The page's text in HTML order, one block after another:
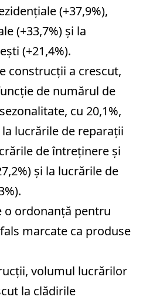
(+37,9%),
(+33,7%) şi la
(+21,4%).
construcţii a crescut,
de numărul de
cu 20,1%,
lucrările de reparaţii
de întreţinere şi
şi la lucrările de
o ordonanță pentru
marcate ca produse
volumul lucrărilor
la clădirile